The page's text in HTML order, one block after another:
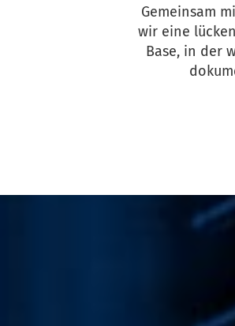
Gemeinsam
wir eine
Base, in der